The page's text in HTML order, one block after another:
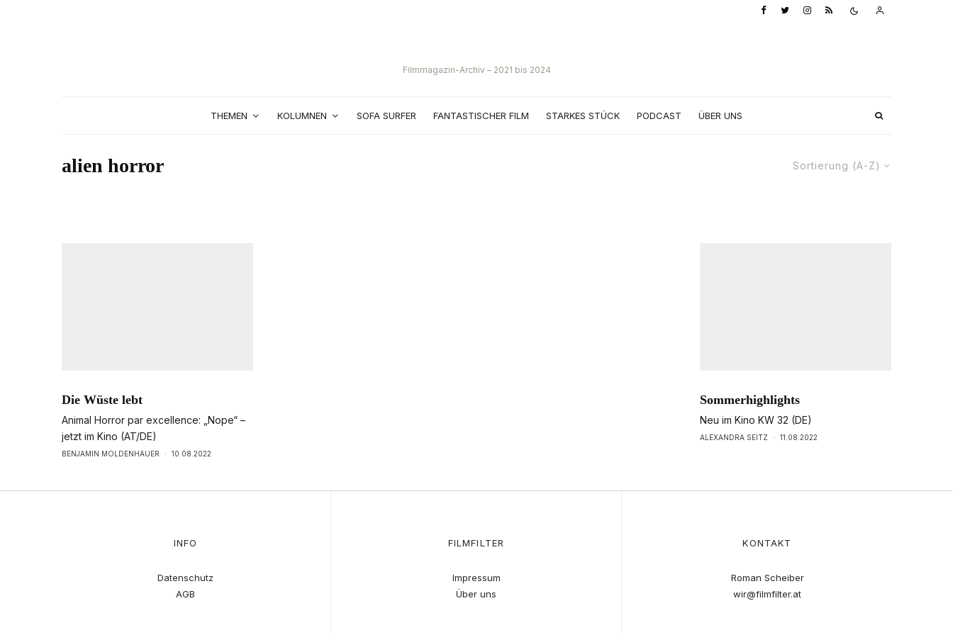
Filmmagazin-Archiv – 2021 bis 2024
THEMEN KOLUMNEN SOFA SURFER FANTASTISCHER FILM STARKES STÜCK PODCAST ÜBER UNS
Sortierung (A-Z)
alien horror
Die Wüste lebt
Animal Horror par excellence: „Nope“ –
jetzt im Kino (AT/DE)
BENJAMIN MOLDENHAUER · 10.08.2022
Sommerhighlights
Neu im Kino KW 32 (DE)
ALEXANDRA SEITZ · 11.08.2022
INFO
Datenschutz
AGB
FILMFILTER
Impressum
Über uns
KONTAKT
Roman Scheiber
wir@filmfilter.at